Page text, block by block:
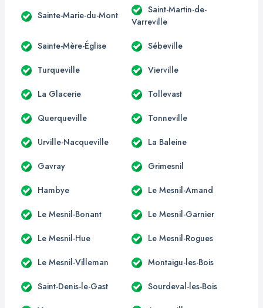
Sainte-Marie-du-Mont
Saint-Martin-de-
Varreville
Sainte-Mère-Église Sébeville
Turqueville Vierville
La Glacerie Tollevast
Querqueville Tonneville
Urville-Nacqueville La Baleine
Gavray Grimesnil
Hambye Le Mesnil-Amand
Le Mesnil-Bonant Le Mesnil-Garnier
Le Mesnil-Hue Le Mesnil-Rogues
Le Mesnil-Villeman Montaigu-les-Bois
Saint-Denis-le-Gast Sourdeval-les-Bois